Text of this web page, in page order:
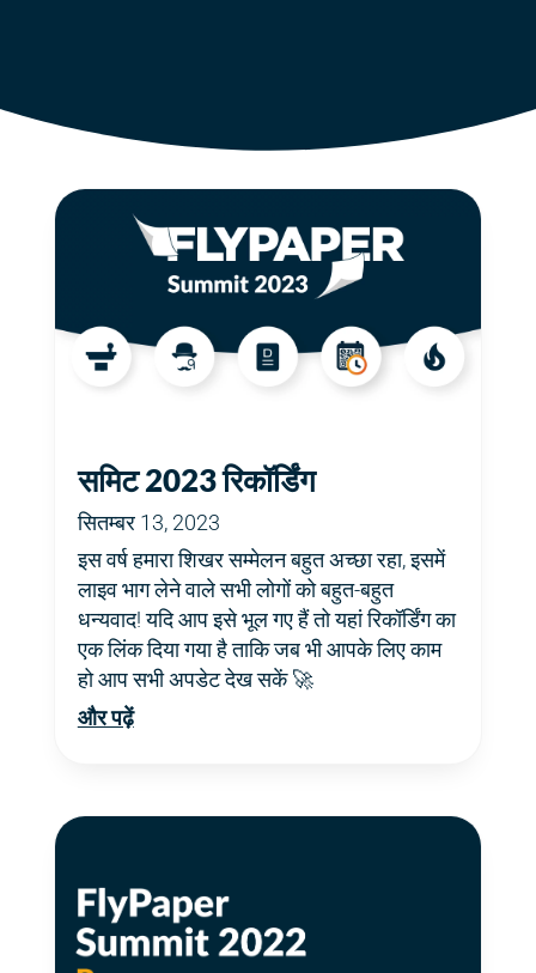
समिट 2023 रिकॉर्डिंग
सितम्बर 13, 2023
इस वर्ष हमारा शिखर सम्मेलन बहुत अच्छा रहा, इसमें
लाइव भाग लेने वाले सभी लोगों को बहुत-बहुत
धन्यवाद! यदि आप इसे भूल गए हैं तो यहां रिकॉर्डिंग का
एक लिंक दिया गया है ताकि जब भी आपके लिए काम
हो आप सभी अपडेट देख सकें 🚀
और पढ़ें